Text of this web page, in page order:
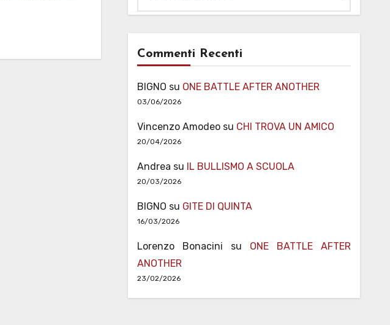
Commenti Recenti
BIGNO su ONE BATTLE AFTER ANOTHER
03/06/2026
Vincenzo Amodeosu CHI TROVA UN AMICO
20/04/2026
Andrea su IL BULLISMO A SCUOLA
20/03/2026
BIGNO su GITE DI QUINTA
16/03/2026
Lorenzo Bonacini su ONE BATTLE AFTER
ANOTHER
23/02/2026